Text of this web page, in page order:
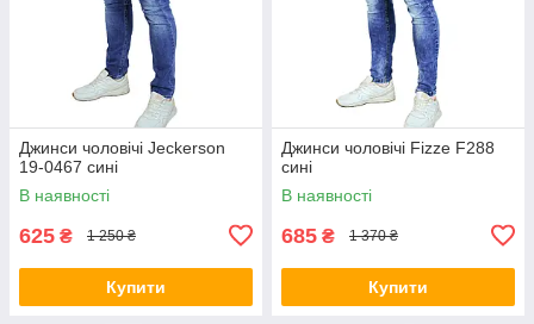
Джинси чоловічі Jeckerson
19-0467 сині
В наявності
625 ₴ 1 250 ₴
Купити
Джинси чоловічі Fizze F288
сині
В наявності
685 ₴ 1 370 ₴
Купити